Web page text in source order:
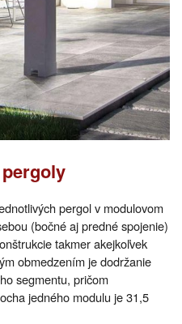
pergol v modulovom
(bočné aj predné spojenie)
takmer akejkoľvek
obmedzením je dodržanie
segmentu, pričom
jedného modulu je 31,5